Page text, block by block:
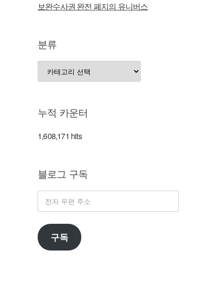
보완수사권 완전 폐지의 유니버스
분류
류
누적 카운터
1,608,171 hits
블로그 구독
자
우
편
주
구독